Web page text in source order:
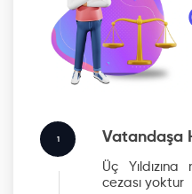
1 Vatandaşa
Üç Yıldızına
cezası yoktur